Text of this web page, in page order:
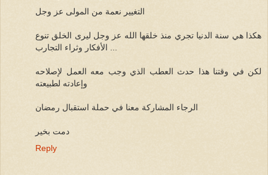
التغيير نعمة من المولى عز وجل
هكذا هي سنة الدنيا تجري منذ خلقها الله عز وجل ليرى الخلق تنوع
لكن في وقتنا هذا حدث العطب الذي وجب معه العمل لإصلاحه
وإعادته لطبيعته
الرجاء المشاركة معنا في حملة استقبال رمضان
دمت بخير
Reply